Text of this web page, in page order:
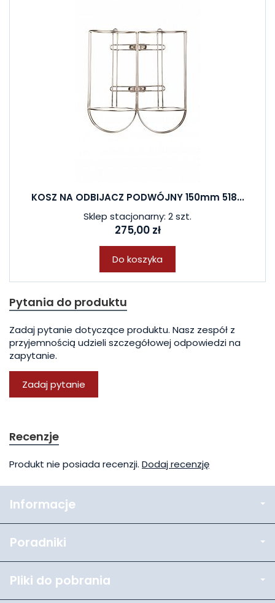
KOSZ NA ODBIJACZ PODWÓJNY 150mm 518...
Sklep stacjonarny: 2 szt.
275,00 zł
Do koszyka
Pytania do produktu
Zadaj pytanie dotyczące produktu. Nasz zespół z
przyjemnością udzieli szczegółowej odpowiedzi na
zapytanie.
Zadaj pytanie
Recenzje
Produkt nie posiada recenzji. Dodaj recenzję
Informacje
Poradniki
Pliki do pobrania